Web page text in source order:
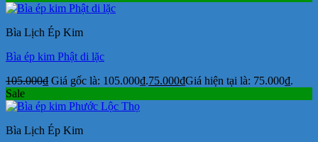
Bìa Lịch Ép Kim
Bìa ép kim Phật di lặc
105.000₫ Giá gốc là: 105.000₫.75.000₫Giá hiện tại là: 75.000₫.
Sale
Bìa Lịch Ép Kim